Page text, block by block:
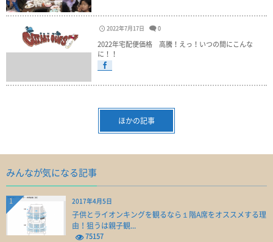
2022年7月17日 0
2022年宅配便価格 高騰！えっ！いつの間にこんな
に！！
ほかの記事
みんなが気になる記事
2017年4月5日
子供とライオンキングを観るなら１階A席をオススメする理
由！狙うは親子観...
75157
1